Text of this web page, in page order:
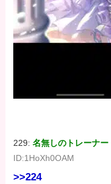
229:名無しのトレーナー
ID:1HoXh0OAM
>>224